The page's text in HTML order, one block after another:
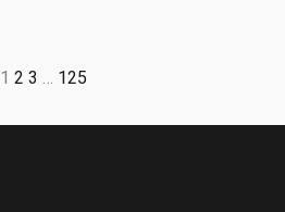
1 2 3 … 125